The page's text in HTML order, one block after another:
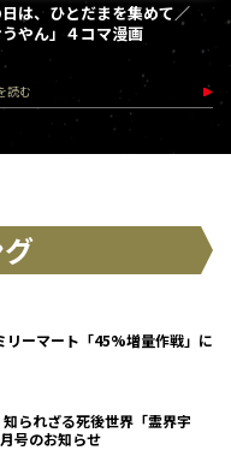
は、ひとだまを集めて／
うやん」４コマ漫画
読む
リーマート「45%増量作戦」に
られざる死後世界「霊界宇
号のお知らせ